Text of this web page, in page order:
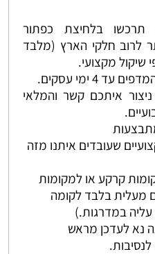
בלחיצת כפתור
לרוב חלקי הארץ (מלבד
שיקול מקצועי.
4 ימי עסקים.
איתכם קשר והמלאי
שעובדים איתנו מזה
קרקע או למקומות
מעלית בלבד לקומה
במדרגות.)
נא לעדכן מראש